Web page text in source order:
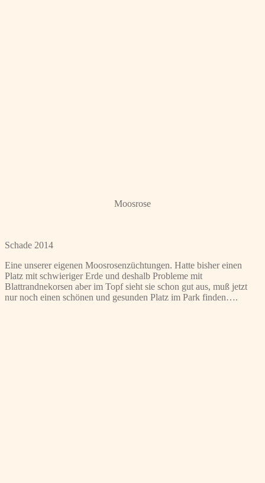
Moosrose
Schade 2014
Eine unserer eigenen Moosrosenzüchtungen. Hatte bisher einen
Platz mit schwieriger Erde und deshalb Probleme mit
Blattrandnekorsen aber im Topf sieht sie schon gut aus, muß jetzt
nur noch einen schönen und gesunden Platz im Park finden….